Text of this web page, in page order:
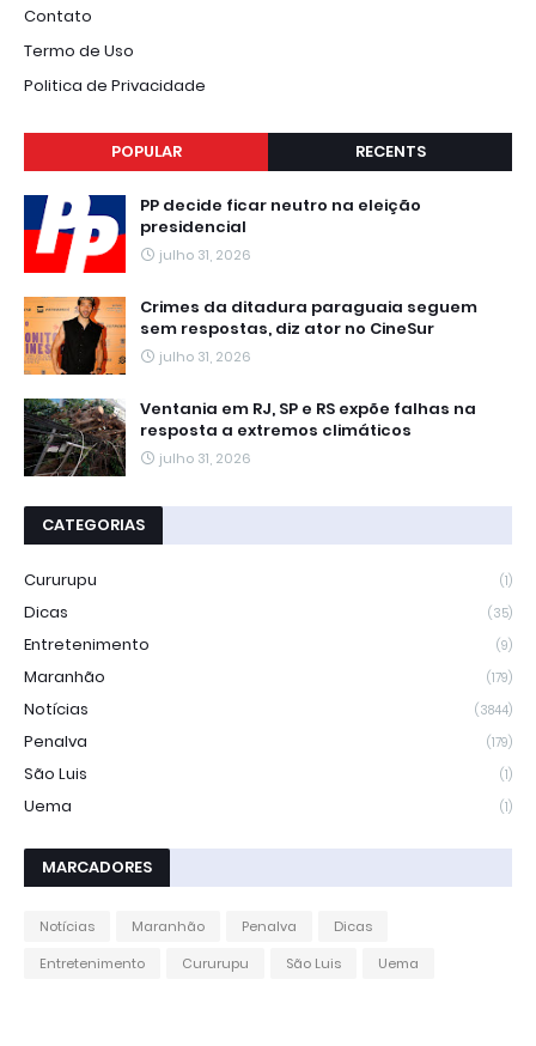
Contato
Termo de Uso
Politica de Privacidade
POPULAR RECENTS
PP decide ficar neutro na eleição
presidencial
julho 31, 2026
Crimes da ditadura paraguaia seguem
sem respostas, diz ator no CineSur
julho 31, 2026
Ventania em RJ, SP e RS expõe falhas na
resposta a extremos climáticos
julho 31, 2026
CATEGORIAS
Cururupu (1)
Dicas (35)
Entretenimento (9)
Maranhão (179)
Notícias (3844)
Penalva (179)
São Luis (1)
Uema (1)
MARCADORES
Notícias Maranhão Penalva
Dicas
Entretenimento
Cururupu São Luis Uema